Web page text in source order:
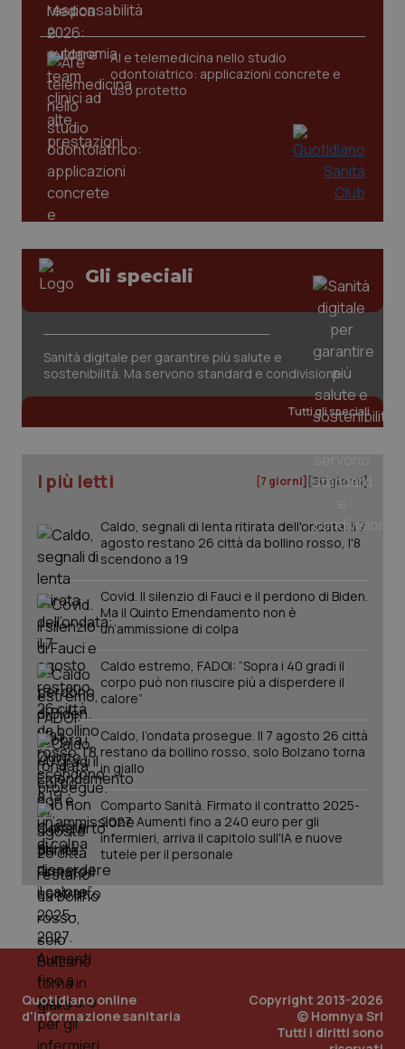
AI e telemedicina nello studio
odontoiatrico: applicazioni concrete e
uso protetto
Gli speciali
Sanità digitale per garantire più salute e
sostenibilità. Ma servono standard e condivisione
Tutti gli speciali
I più letti [7 giorni] [30 giorni]
Caldo, segnali di lenta ritirata dell'ondata: il 7
agosto restano 26 città da bollino rosso, l'8
scendono a 19
Covid. Il silenzio di Fauci e il perdono di Biden.
Ma il Quinto Emendamento non è
un’ammissione di colpa
Caldo estremo, FADOI: “Sopra i 40 gradi il
corpo può non riuscire più a disperdere il
calore”
Caldo, l’ondata prosegue. Il 7 agosto 26 città
restano da bollino rosso, solo Bolzano torna
in giallo
Comparto Sanità. Firmato il contratto 2025-
2027. Aumenti fino a 240 euro per gli
infermieri, arriva il capitolo sull'IA e nuove
tutele per il personale
Quotidiano online
d'informazione sanitaria
Copyright 2013-2026
© Homnya Srl
Tutti i diritti sono
tracking-sites-ironfish-
tracking-enable
www.quotidianosanita.it
tracking-sites-ironfish-
session-id
www.quotidianosanita.it
_ga
Google LLC
.quotidianosanita.it
PHPSESSID
PHP.net